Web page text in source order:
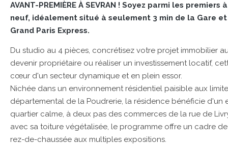
AVANT-PREMIÈRE À SEVRAN ! Soyez parmi les
neuf, idéalement situé à seulement 3 min de la Gare
Grand Paris Express.
Du studio au 4 pièces, concrétisez votre projet immobilier
devenir propriétaire ou réaliser un investissement locatif,
cœur d'un secteur dynamique et en plein essor.
Nichée dans un environnement résidentiel paisible aux
départemental de la Poudrerie, la résidence bénéficie d'un
quartier calme, à deux pas des commerces de la rue de
avec sa toiture végétalisée, le programme offre un cadre
rez-de-chaussée aux multiples expositions.